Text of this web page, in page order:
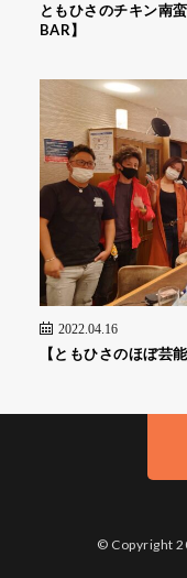
ともひさのチキン南
BAR】
2022.04.16
【ともひさのほぼ芸
© Copyright